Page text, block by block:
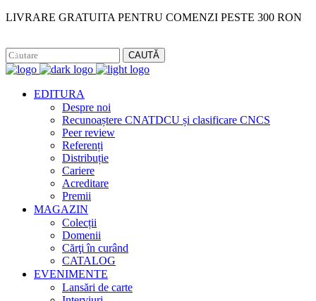
LIVRARE GRATUITA PENTRU COMENZI PESTE 300 RON
CAUTĂ
EDITURA
Despre noi
Recunoaștere CNATDCU și clasificare CNCS
Peer review
Referenți
Distribuție
Cariere
Acreditare
Premii
MAGAZIN
Colecții
Domenii
Cărţi în curând
CATALOG
EVENIMENTE
Lansări de carte